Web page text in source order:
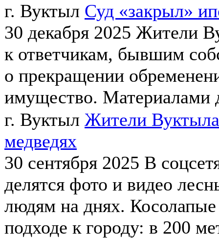
г. Вуктыл Суд «закрыл»
30 декабря 2025 Жители
к ответчикам, бывшим
о прекращении
имущество. Материалами
г. Вуктыл Жители
медведях
30 сентября 2025 В
делятся фото и видео
людям на днях.
подходе к городу: в 200